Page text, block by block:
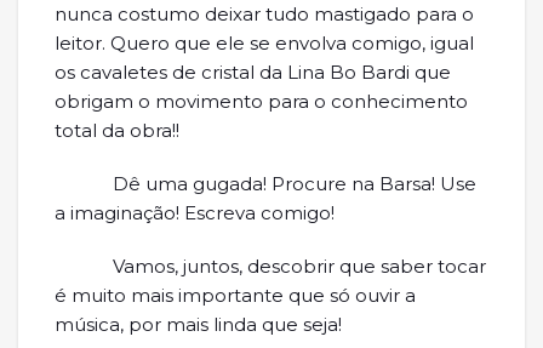
nunca costumo deixar tudo mastigado para o
leitor. Quero que ele se envolva comigo, igual
os cavaletes de cristal da Lina Bo Bardi que
obrigam o movimento para o conhecimento
total da obra!!
Dê uma gugada! Procure na Barsa! Use
a imaginação! Escreva comigo!
Vamos, juntos, descobrir que saber tocar
é muito mais importante que só ouvir a
música, por mais linda que seja!